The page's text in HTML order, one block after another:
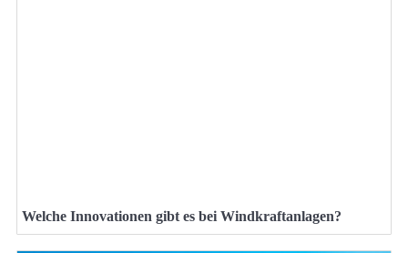
Welche Innovationen gibt es bei Windkraftanlagen?